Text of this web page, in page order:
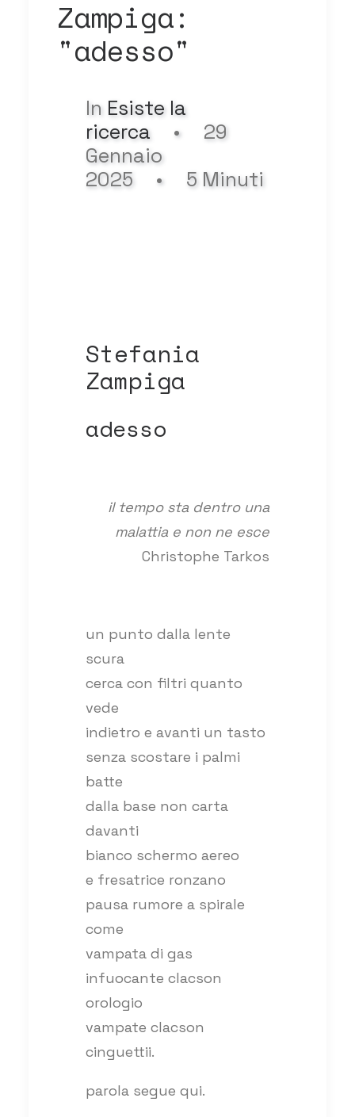
Zampiga:
"adesso"
In Esiste la
ricerca
•
29
Gennaio
2025
• 5 Minuti
Stefania
Zampiga
adesso
il tempo sta dentro una
malattia e non ne esce
Christophe Tarkos
un punto dalla lente
scura
cerca con filtri quanto
vede
indietro e avanti un tasto
senza scostare i palmi
batte
dalla base non carta
davanti
bianco schermo aereo
e fresatrice ronzano
pausa rumore a spirale
come
vampata di gas
infuocante clacson
orologio
vampate clacson
cinguettii.
parola segue qui.